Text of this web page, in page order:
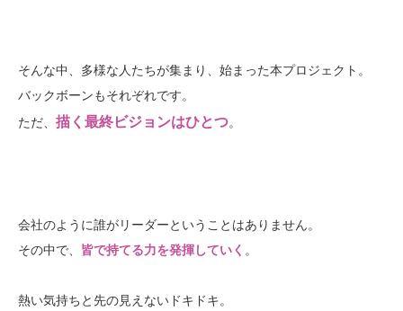
そんな中、多様な人たちが集まり、始まった本プロジェクト。
バックボーンもそれぞれです。
ただ、 描く最終ビジョンはひとつ。
会社のように誰がリーダーということはありません。
その中で、 皆で持てる力を発揮していく 。
熱い気持ちと先の見えないドキドキ。